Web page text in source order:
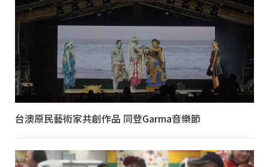
台澳原民藝術家共創作品 同登Garma音樂節